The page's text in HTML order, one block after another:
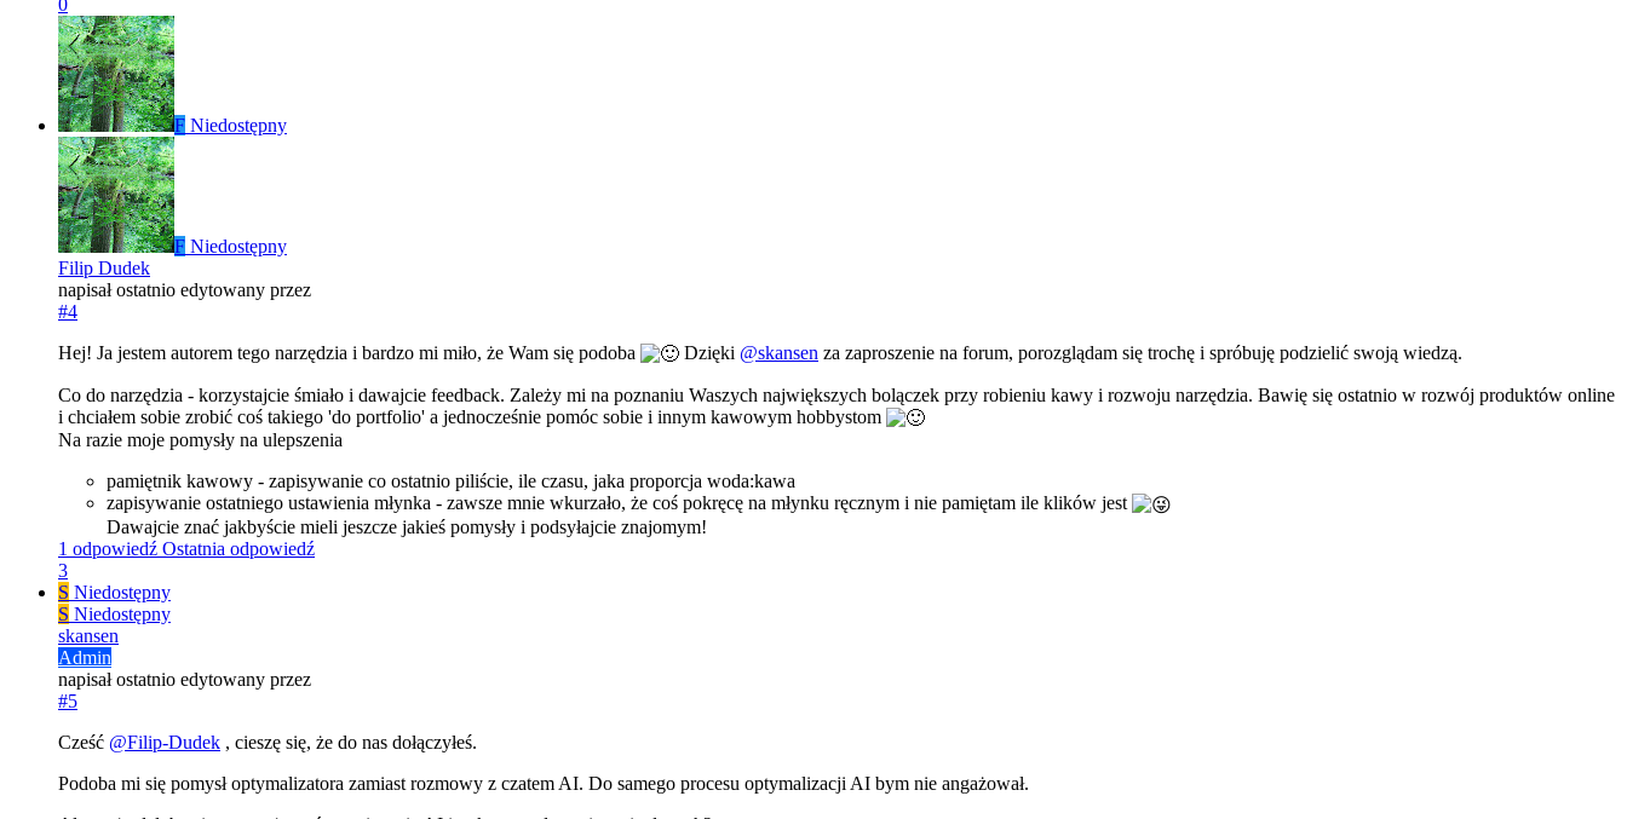
F Niedostępny
F Niedostępny
Filip Dudek
napisałostatnio edytowany przez
#4
Hej! Ja jestem autorem tego narzędzia i bardzo mi miło, że Wam się podoba
Dzięki @skansen za zaproszenie na forum, porozglądam się trochę i spróbuję podzielić swoją wiedzą.
Co do narzędzia - korzystajcie śmiało i dawajcie feedback. Zależy mi na poznaniu Waszych największych bolączek przy robieniu kawy i rozwoju narzędzia. Bawię się ostatnio w rozwój produktów online
i chciałem sobie zrobić coś takiego 'do portfolio' a jednocześnie pomóc sobie i innym kawowym hobbystom
Na razie moje pomysły na ulepszenia
pamiętnik kawowy - zapisywanie co ostatnio piliście, ile czasu, jaka proporcja woda:kawa
zapisywanie ostatniego ustawienia młynka - zawsze mnie wkurzało, że coś pokręcę na młynku ręcznym i nie pamiętam ile klików jest
Dawajcie znać jakbyście mieli jeszcze jakieś pomysły i podsyłajcie znajomym!
1 odpowiedź Ostatnia odpowiedź
3
S Niedostępny
S Niedostępny
skansen
Admin
napisałostatnio edytowany przez
#5
Cześć @Filip-Dudek , cieszę się, że do nas dołączyłeś.
Podoba mi się pomysł optymalizatora zamiast rozmowy z czatem AI. Do samego procesu optymalizacji AI bym nie angażował.